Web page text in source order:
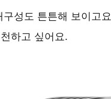
성도 튼튼해 보이고
하고 싶어요.